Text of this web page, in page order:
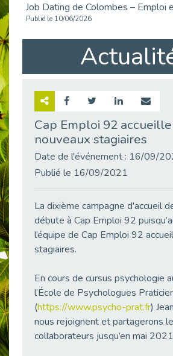
Publié le 10/06/2026
Publié le 09/06/2026
Publié le 22/05/2026
Publié le 21/05/2026
Publié le 18/05/2026
Publié le 12/05/2026
Cap Emploi 92
nouveaux stagiaires
Date de l'événement : 16/09/
Publié le 16/09/2021
La dixième campagne d'accueil
débute à Cap Emploi 92
l’équipe de Cap Emploi 92
stagiaires.
En cours de cursus psychologie
l’École de Psychologues
(https://www.psycho-prat.fr)
nous rejoignent et partagerons
collaborateurs jusqu’en mai